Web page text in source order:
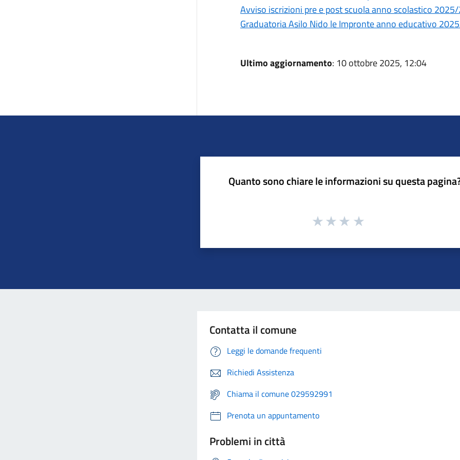
Avviso iscrizioni pre e post scuola anno scolastico
Graduatoria Asilo Nido le Impronte anno educativo
Ultimo aggiornamento: 10 ottobre 2025, 12:04
Quanto sono chiare le informazioni su questa
Contatta il comune
Leggi le domande frequenti
Richiedi Assistenza
Chiama il comune 029592991
Prenota un appuntamento
Problemi in città